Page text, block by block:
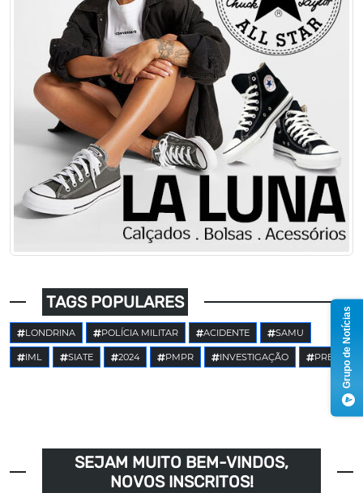
TAGS POPULARES
LONDRINA POLÍCIA MILITAR ACIDENTE SAMU
IML SIATE 2024 PMPR INVESTIGAÇÃO PRE
SEJAM MUITO BEM-VINDOS,
NOVOS INSCRITOS!
Grupo de Notícias